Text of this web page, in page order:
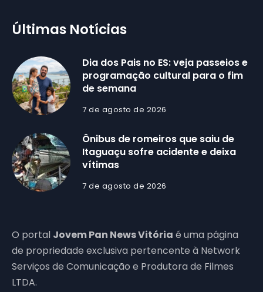
Últimas Notícias
Dia dos Pais no ES: veja passeios e
programação cultural para o fim
de semana
7 de agosto de 2026
Ônibus de romeiros que saiu de
Itaguaçu sofre acidente e deixa
vítimas
7 de agosto de 2026
O portal Jovem Pan News Vitória é uma página
de propriedade exclusiva pertencente à Network
Serviços de Comunicação e Produtora de Filmes
LTDA.